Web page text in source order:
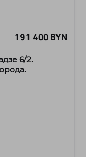
191 400 BYN
6/2.